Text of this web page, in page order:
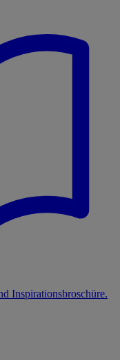
Inspirationsbroschüre.